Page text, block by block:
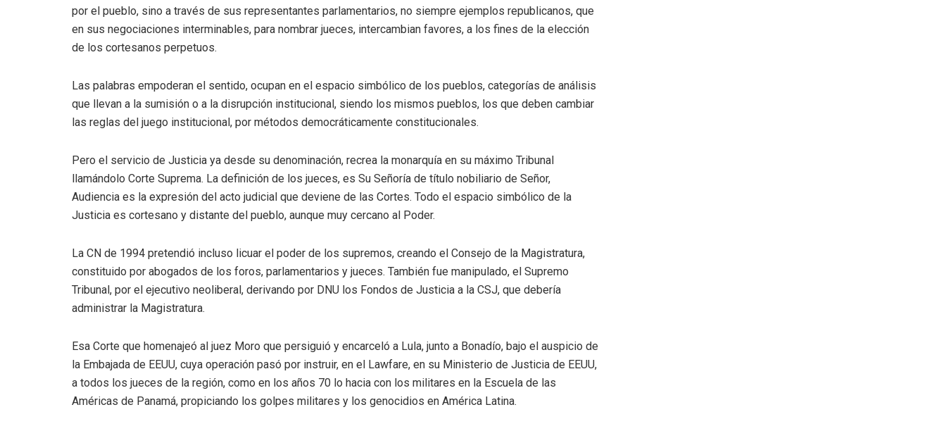
por el pueblo, sino a través de sus representantes parlamentarios, no siempre ejemplos republicanos, que
en sus negociaciones interminables, para nombrar jueces, intercambian favores, a los fines de la elección
de los cortesanos perpetuos.
Las palabras empoderan el sentido, ocupan en el espacio simbólico de los pueblos, categorías de análisis
que llevan a la sumisión o a la disrupción institucional, siendo los mismos pueblos, los que deben cambiar
las reglas del juego institucional, por métodos democráticamente constitucionales.
Pero el servicio de Justicia ya desde su denominación, recrea la monarquía en su máximo Tribunal
llamándolo Corte Suprema. La definición de los jueces, es Su Señoría de título nobiliario de Señor,
Audiencia es la expresión del acto judicial que deviene de las Cortes. Todo el espacio simbólico de la
Justicia es cortesano y distante del pueblo, aunque muy cercano al Poder.
La CN de 1994 pretendió incluso licuar el poder de los supremos, creando el Consejo de la Magistratura,
constituido por abogados de los foros, parlamentarios y jueces. También fue manipulado, el Supremo
Tribunal, por el ejecutivo neoliberal, derivando por DNU los Fondos de Justicia a la CSJ, que debería
administrar la Magistratura.
Esa Corte que homenajeó al juez Moro que persiguió y encarceló a Lula, junto a Bonadío, bajo el auspicio de
la Embajada de EEUU, cuya operación pasó por instruir, en el Lawfare, en su Ministerio de Justicia de EEUU,
a todos los jueces de la región, como en los años 70 lo hacia con los militares en la Escuela de las
Américas de Panamá, propiciando los golpes militares y los genocidios en América Latina.